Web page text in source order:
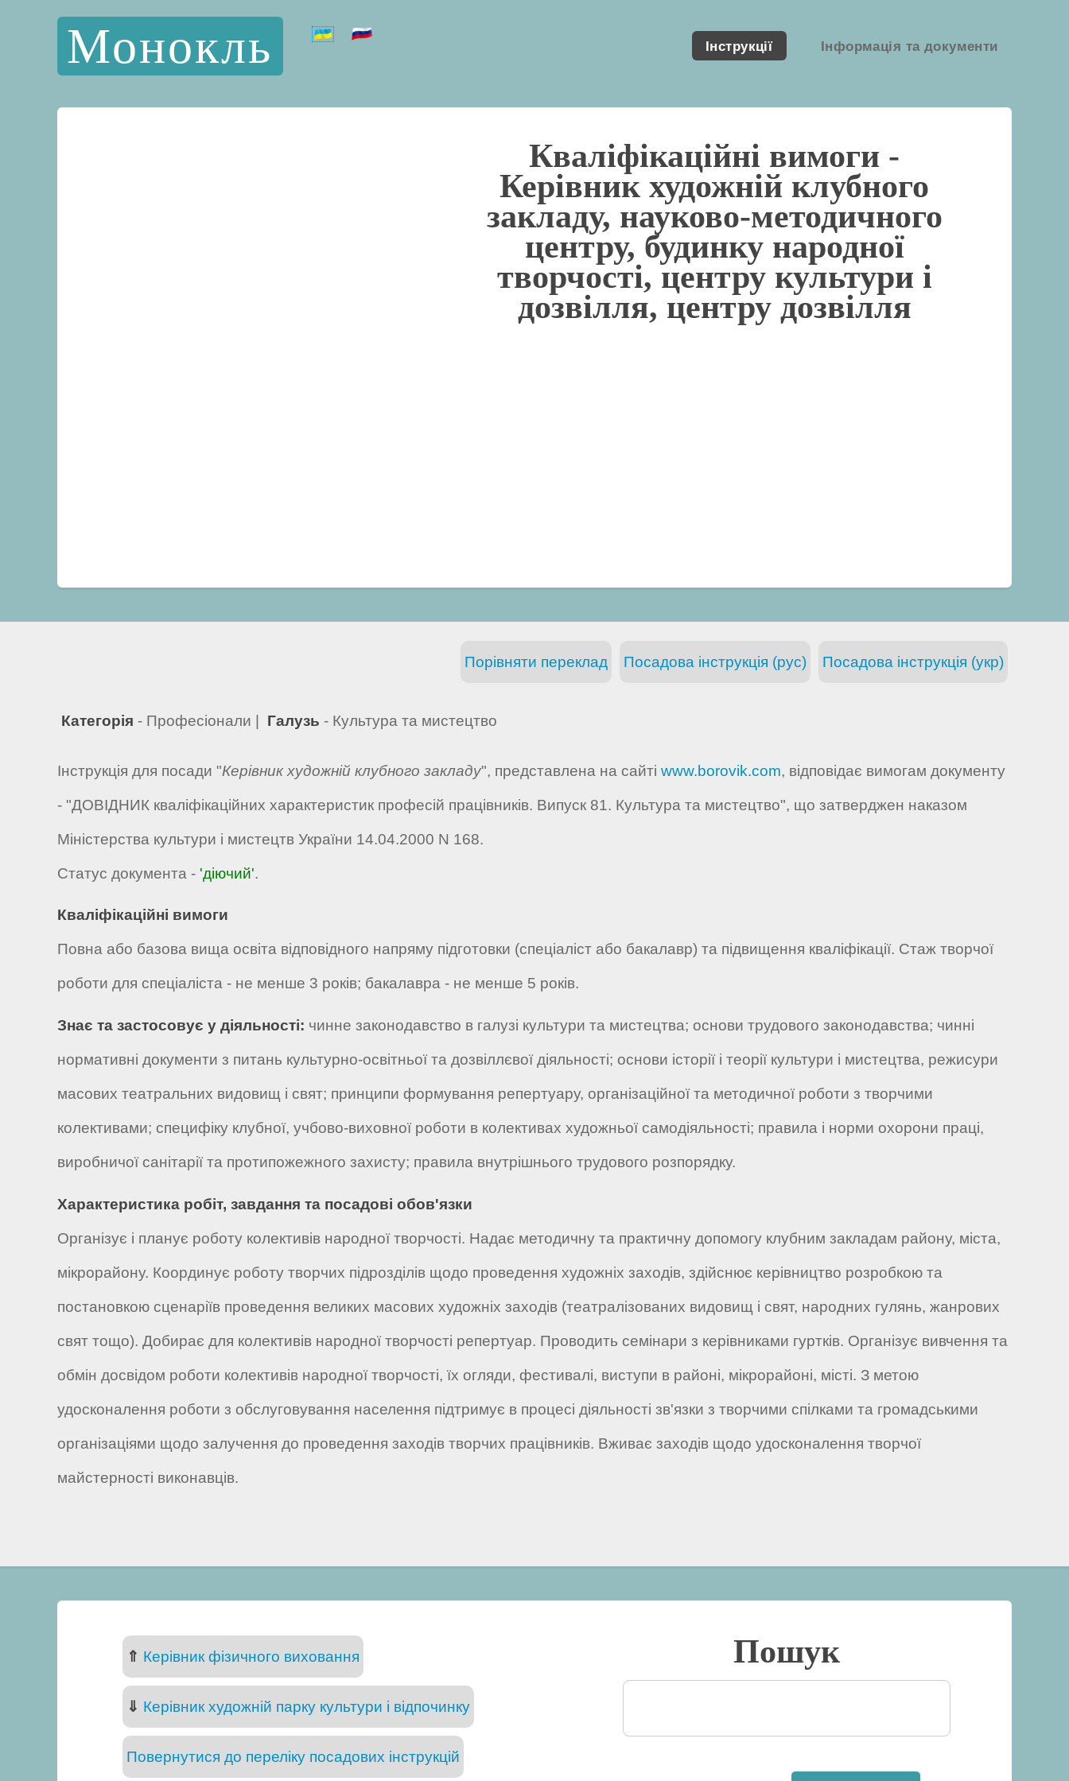
Монокль Інструкції Інформація та документи
Кваліфікаційні вимоги -
Керівник художній клубного
закладу, науково-методичного
центру, будинку народної
творчості, центру культури і
дозвілля, центру дозвілля
Посадова інструкція (укр)
Посадова інструкція (рус)
Порівняти переклад
Категорія - Професіонали | Галузь - Культура та мистецтво
Інструкція для посади "Керівник художній клубного закладу", представлена на сайті www.borovik.com, відповідає вимогам документу
- "ДОВІДНИК кваліфікаційних характеристик професій працівників. Випуск 81. Культура та мистецтво", що затверджен наказом
Міністерства культури і мистецтв України 14.04.2000 N 168.
Статус документа - 'діючий'.
Кваліфікаційні вимоги
Повна або базова вища освіта відповідного напряму підготовки (спеціаліст або бакалавр) та підвищення кваліфікації. Стаж творчої
роботи для спеціаліста - не менше 3 років; бакалавра - не менше 5 років.
Знає та застосовує у діяльності: чинне законодавство в галузі культури та мистецтва; основи трудового законодавства; чинні
нормативні документи з питань культурно-освітньої та дозвіллєвої діяльності; основи історії і теорії культури і мистецтва, режисури
масових театральних видовищ і свят; принципи формування репертуару, організаційної та методичної роботи з творчими
колективами; специфіку клубної, учбово-виховної роботи в колективах художньої самодіяльності; правила і норми охорони праці,
виробничої санітарії та протипожежного захисту; правила внутрішнього трудового розпорядку.
Характеристика робіт, завдання та посадові обов'язки
Організує і планує роботу колективів народної творчості. Надає методичну та практичну допомогу клубним закладам району, міста,
мікрорайону. Координує роботу творчих підрозділів щодо проведення художніх заходів, здійснює керівництво розробкою та
постановкою сценаріїв проведення великих масових художніх заходів (театралізованих видовищ і свят, народних гулянь, жанрових
свят тощо). Добирає для колективів народної творчості репертуар. Проводить семінари з керівниками гуртків. Організує вивчення та
обмін досвідом роботи колективів народної творчості, їх огляди, фестивалі, виступи в районі, мікрорайоні, місті. З метою
удосконалення роботи з обслуговування населення підтримує в процесі діяльності зв'язки з творчими спілками та громадськими
організаціями щодо залучення до проведення заходів творчих працівників. Вживає заходів щодо удосконалення творчої
майстерності виконавців.
⇑ Керівник фізичного виховання
⇓ Керівник художній парку культури і відпочинку
Повернутися до переліку посадових інструкцій
Пошук